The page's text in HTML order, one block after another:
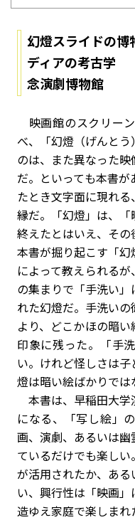
幻燈スライドの
ディアの考古学
念演劇博物館
映画館のスクリー
べ、「幻燈（げんと
のは、また異なった
だ。といっても本書
たとき文字面に現れ
縁だ。「幻燈」は、
終えたとはいえ、その
本書が掘り起こす「
によって教えられる
の集まりで「手洗い
れた幻燈だ。手洗い
より、どこかほの暗
印象に残った。「手
い。けれど怪しさは
燈は暗い絵ばかりでは
本書は、早稲田大学
になる、「写し絵」
画、演劇、あるいは
ているだけでも楽し
が活用されたか、あ
い、興行性は「映画
造ゆえ家庭で楽しま